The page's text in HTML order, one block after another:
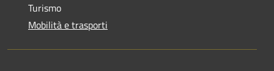
Turismo
Mobilità e trasporti